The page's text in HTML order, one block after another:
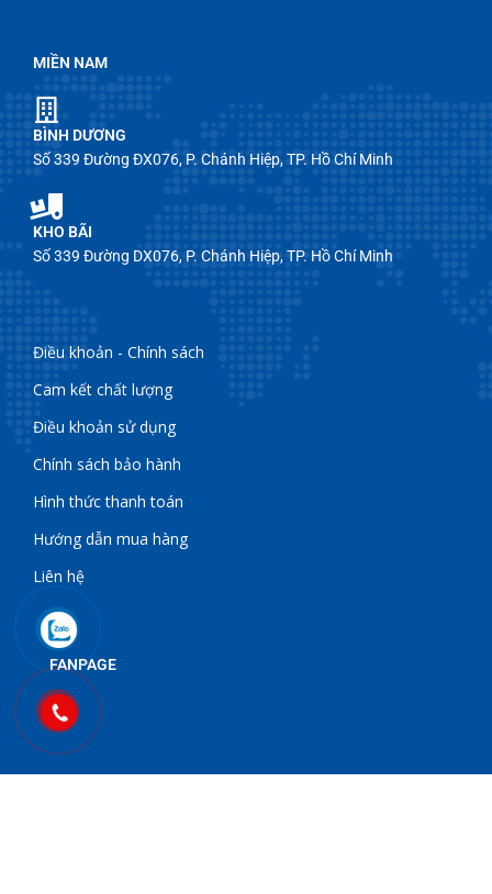
MIỀN NAM
BÌNH DƯƠNG
Số 339 Đường ĐX076, P. Chánh Hiệp, TP. Hồ Chí Minh
KHO BÃI
Số 339 Đường DX076, P. Chánh Hiệp, TP. Hồ Chí Minh
Điều khoản - Chính sách
Cam kết chất lượng
Điều khoản sử dụng
Chính sách bảo hành
Hình thức thanh toán
Hướng dẫn mua hàng
Liên hệ
FANPAGE